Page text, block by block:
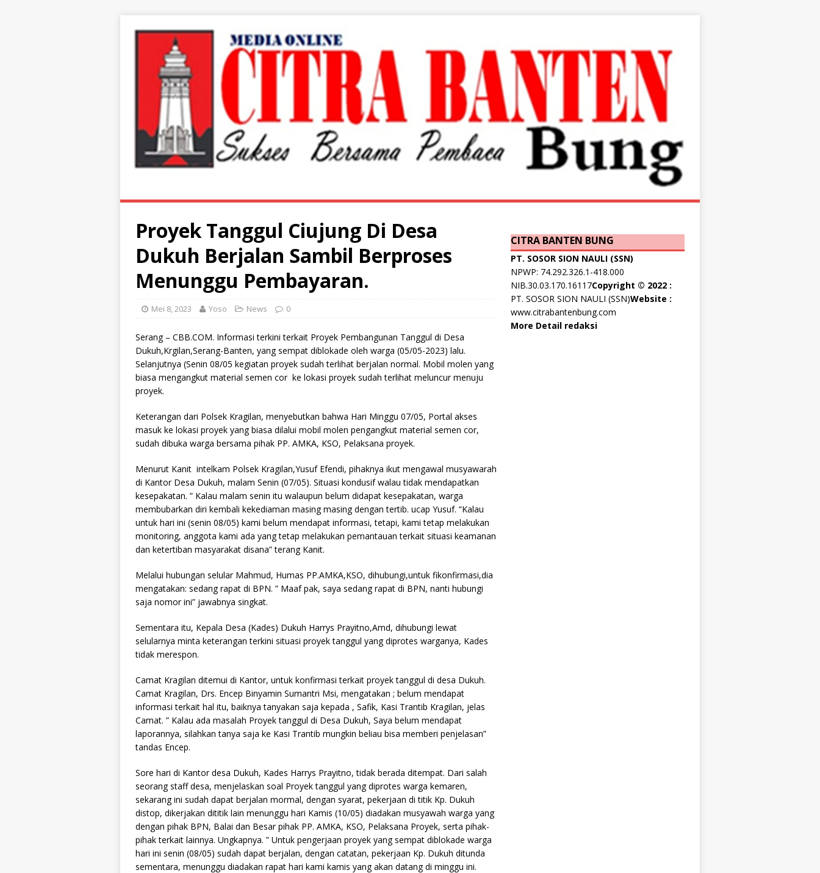
Proyek Tanggul Ciujung Di Desa
Dukuh Berjalan Sambil Berproses
Menunggu Pembayaran.
Mei 8, 2023 Yoso News 0
Serang – CBB.COM. Informasi terkini terkait Proyek Pembangunan Tanggul di Desa
Dukuh,Krgilan,Serang-Banten, yang sempat diblokade oleh warga (05/05-2023) lalu.
Selanjutnya (Senin 08/05 kegiatan proyek sudah terlihat berjalan normal. Mobil molen yang
biasa mengangkut material semen cor ke lokasi proyek sudah terlihat meluncur menuju
proyek.
Keterangan dari Polsek Kragilan, menyebutkan bahwa Hari Minggu 07/05, Portal akses
masuk ke lokasi proyek yang biasa dilalui mobil molen pengangkut material semen cor,
sudah dibuka warga bersama pihak PP. AMKA, KSO, Pelaksana proyek.
Menurut Kanit intelkam Polsek Kragilan,Yusuf Efendi, pihaknya ikut mengawal musyawarah
di Kantor Desa Dukuh, malam Senin (07/05). Situasi kondusif walau tidak mendapatkan
kesepakatan. ” Kalau malam senin itu walaupun belum didapat kesepakatan, warga
membubarkan diri kembali kekediaman masing masing dengan tertib. ucap Yusuf. “Kalau
untuk hari ini (senin 08/05) kami belum mendapat informasi, tetapi, kami tetap melakukan
monitoring, anggota kami ada yang tetap melakukan pemantauan terkait situasi keamanan
dan ketertiban masyarakat disana” terang Kanit.
Melalui hubungan selular Mahmud, Humas PP.AMKA,KSO, dihubungi,untuk fikonfirmasi,dia
mengatakan: sedang rapat di BPN. ” Maaf pak, saya sedang rapat di BPN, nanti hubungi
saja nomor ini” jawabnya singkat.
Sementara itu, Kepala Desa (Kades) Dukuh Harrys Prayitno,Amd, dihubungi lewat
selularnya minta keterangan terkini situasi proyek tanggul yang diprotes warganya, Kades
tidak merespon.
Camat Kragilan ditemui di Kantor, untuk konfirmasi terkait proyek tanggul di desa Dukuh.
Camat Kragilan, Drs. Encep Binyamin Sumantri Msi, mengatakan ; belum mendapat
informasi terkait hal itu, baiknya tanyakan saja kepada , Safik, Kasi Trantib Kragilan, jelas
Camat. ” Kalau ada masalah Proyek tanggul di Desa Dukuh, Saya belum mendapat
laporannya, silahkan tanya saja ke Kasi Trantib mungkin beliau bisa memberi penjelasan”
tandas Encep.
Sore hari di Kantor desa Dukuh, Kades Harrys Prayitno, tidak berada ditempat. Dari salah
seorang staff desa, menjelaskan soal Proyek tanggul yang diprotes warga kemaren,
sekarang ini sudah dapat berjalan mormal, dengan syarat, pekerjaan di titik Kp. Dukuh
distop, dikerjakan dititik lain menunggu hari Kamis (10/05) diadakan musyawah warga yang
dengan pihak BPN, Balai dan Besar pihak PP. AMKA, KSO, Pelaksana Proyek, serta pihak-
pihak terkait lainnya. Ungkapnya. ” Untuk pengerjaan proyek yang sempat diblokade warga
hari ini senin (08/05) sudah dapat berjalan, dengan catatan, pekerjaan Kp. Dukuh ditunda
sementara, menunggu diadakan rapat hari kami kamis yang akan datang di minggu ini.
CITRA BANTEN BUNG
PT. SOSOR SION NAULI (SSN)
NPWP: 74.292.326.1-418.000
NIB.30.03.170.16117Copyright © 2022 :
PT. SOSOR SION NAULI (SSN)Website :
www.citrabantenbung.com
More Detail redaksi